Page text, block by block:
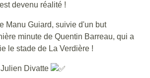
devenu réalité !
Manu Guiard, suivie d'un but
minute de Quentin Barreau, qui a
le stade de La Verdière !
Divatte